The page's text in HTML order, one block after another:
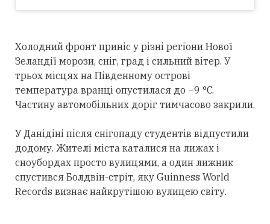
Холодний фронт приніс у різні регіони Нової
Зеландії морози, сніг, град і сильний вітер. У
трьох місцях на Південному острові
температура вранці опустилася до −9 °C.
Частину автомобільних доріг тимчасово закрили.
У Данідіні після снігопаду студентів відпустили
додому. Жителі міста каталися на лижах і
сноубордах просто вулицями, а один лижник
спустився Болдвін-стріт, яку Guinness World
Records визнає найкрутішою вулицею світу.